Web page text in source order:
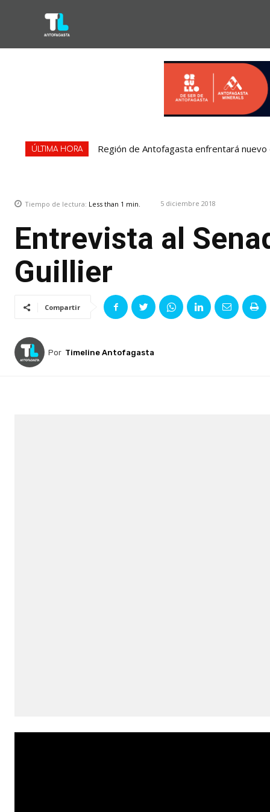
ÚLTIMA HORA Región de Antofagasta enfrentará
Tiempo de lectura: Less than 1 min. 5 diciembre 2018
Entrevista al
Guillier
Compartir
Por Timeline Antofagasta